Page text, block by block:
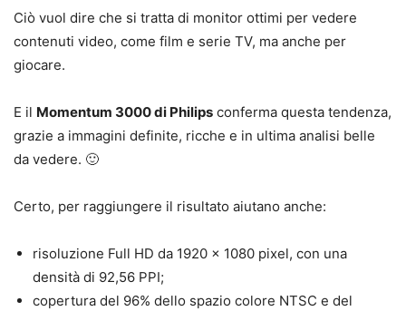
Ciò vuol dire che si tratta di monitor ottimi per vedere
contenuti video, come film e serie TV, ma anche per
giocare.
E il Momentum 3000 di Philips conferma questa tendenza,
grazie a immagini definite, ricche e in ultima analisi belle
da vedere. 🙂
Certo, per raggiungere il risultato aiutano anche:
risoluzione Full HD da 1920 x 1080 pixel, con una
densità di 92,56 PPI;
copertura del 96% dello spazio colore NTSC e del